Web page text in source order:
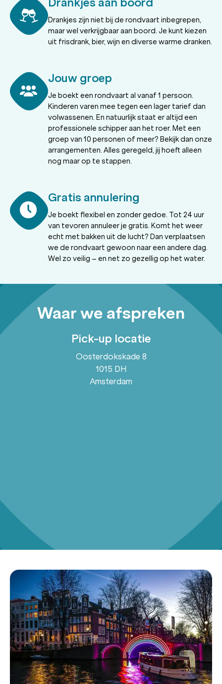
Drankjes aan boord
Drankjes zijn niet bij de rondvaart inbegrepen,
maar wel verkrijgbaar aan boord. Je kunt kiezen
uit frisdrank, bier, wijn en diverse warme dranken.
Jouw groep
Je boekt een rondvaart al vanaf 1 persoon.
Kinderen varen mee tegen een lager tarief dan
volwassenen. En natuurlijk staat er altijd een
professionele schipper aan het roer. Met een
groep van 10 personen of meer? Bekijk dan onze
arrangementen. Alles geregeld, jij hoeft alleen
nog maar op te stappen.
Gratis annulering
Je boekt flexibel en zonder gedoe. Tot 24 uur
van tevoren annuleer je gratis. Komt het weer
echt met bakken uit de lucht? Dan verplaatsen
we de rondvaart gewoon naar een andere dag.
Wel zo veilig – en net zo gezellig op het water.
Waar we afspreken
Pick-up locatie
Oosterdokskade 8
1015 DH
Amsterdam